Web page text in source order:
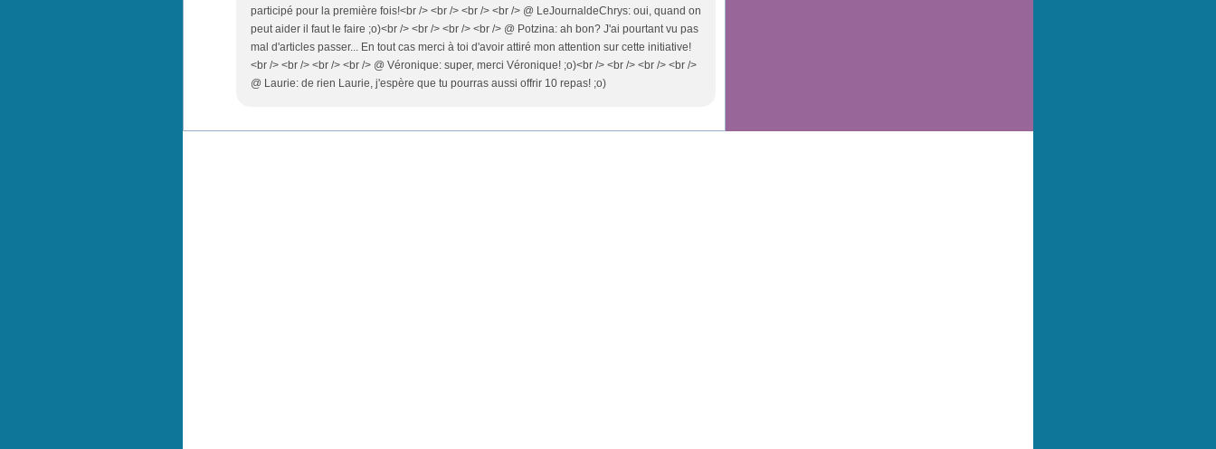
participé pour la première fois!<br /> <br /> <br /> <br /> @ LeJournaldeChrys: oui, quand on
peut aider il faut le faire ;o)<br /> <br /> <br /> <br /> @ Potzina: ah bon? J'ai pourtant vu pas
mal d'articles passer... En tout cas merci à toi d'avoir attiré mon attention sur cette initiative!
<br /> <br /> <br /> <br /> @ Véronique: super, merci Véronique! ;o)<br /> <br /> <br /> <br />
@ Laurie: de rien Laurie, j'espère que tu pourras aussi offrir 10 repas! ;o)